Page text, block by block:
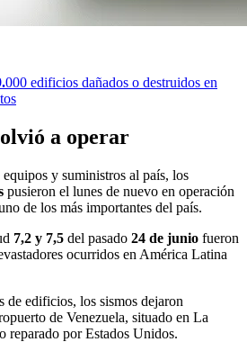
000 edificios dañados o destruidos en
a operar
y suministros al país, los
pusieron el lunes de nuevo en operación
de los más importantes del país.
7,2 y 7,5 del pasado 24 de junio fueron
ocurridos en América Latina
de edificios, los sismos dejaron
de Venezuela, situado en La
reparado por Estados Unidos.